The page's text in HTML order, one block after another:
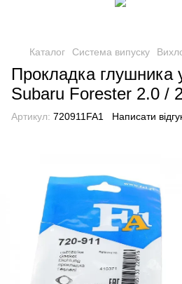
Каталог Система випуску
Прокладка глушника
Subaru Forester 2.0 /
Артикул: 720911FA1 Написати